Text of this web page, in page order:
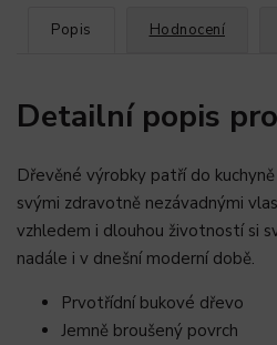
Popis Hodnocení
Detailní popis
Dřevěné výrobky patří do
svými zdravotně nezávadnými
vzhledem i dlouhou životností si
nadále i v dnešní moderní době.
Prvotřídní bukové dřevo
Jemně broušený povrch